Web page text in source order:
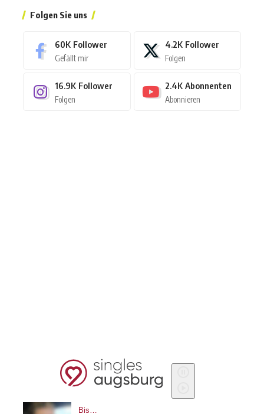
Folgen Sie uns
60K Follower
Gefällt mir
4.2K Follower
Folgen
16.9K Follower
Folgen
2.4K Abonnenten
Abonnieren